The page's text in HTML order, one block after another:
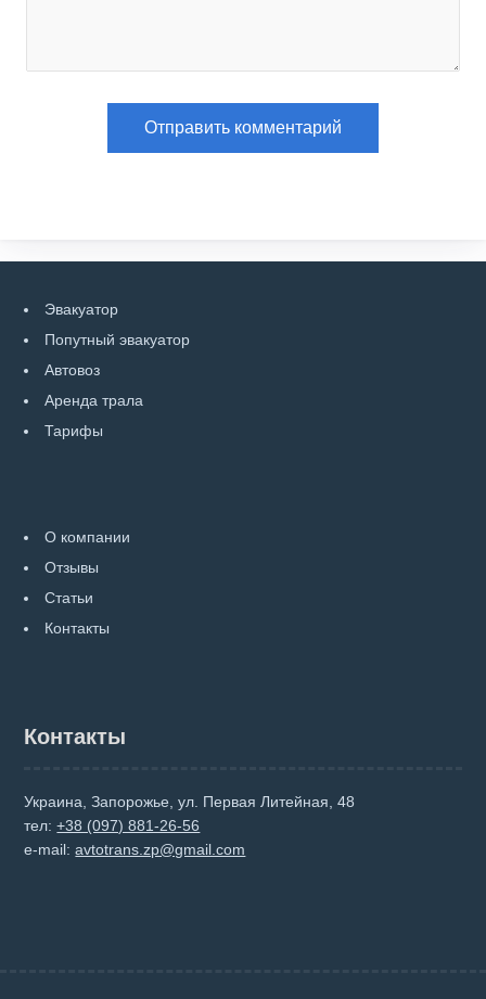
Эвакуатор
Попутный эвакуатор
Автовоз
Аренда трала
Тарифы
О компании
Отзывы
Статьи
Контакты
Контакты
Украина, Запорожье, ул. Первая Литейная, 48
тел:+38 (097) 881-26-56
e-mail:avtotrans.zp@gmail.com